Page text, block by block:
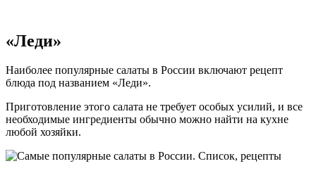
«Леди»
Наиболее популярные салаты в России включают рецепт
блюда под названием «Леди».
Приготовление этого салата не требует особых усилий, и все
необходимые ингредиенты обычно можно найти на кухне
любой хозяйки.